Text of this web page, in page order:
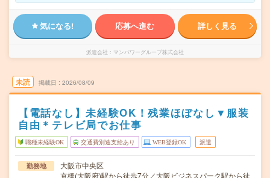
気になる! 応募へ進む 詳しく見る
派遣会社 マンパワーグループ株式会社
未読 掲載日 2026/08/09
【電話なし】未経験OK！残業ほぼなし▼服装
自由＊テレビ局でお仕事
職種未経験OK 交通費別途支給あり WEB登録OK 派遣
勤務地
大阪市中央区
京橋(大阪府)駅から徒歩7分／大阪ビジネスパーク駅から徒